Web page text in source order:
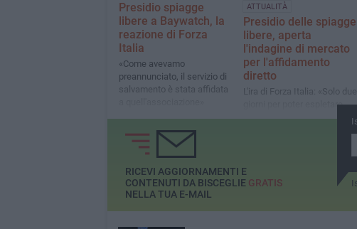
Presidio spiagge
libere a Baywatch, la
reazione di Forza
Italia
«Come avevamo
preannunciato, il servizio di
salvamento è stata affidata
ATTUALITÀ
Presidio delle spiagge
libere, aperta
l'indagine di mercato
per l'affidamento
diretto
L'ira di Forza Italia: «Solo due
giorni per poter espletare
l'indagine. Non è difficile
RICEVI AGGIORNAMENTI E
CONTENUTI DA BISCEGLIE GRATIS
NELLA TUA E-MAIL